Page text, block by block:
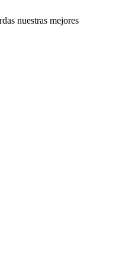
nuestras mejores